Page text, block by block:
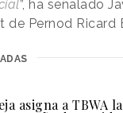
”, ha señalado
de Pernod Ricard
asigna a TBWA